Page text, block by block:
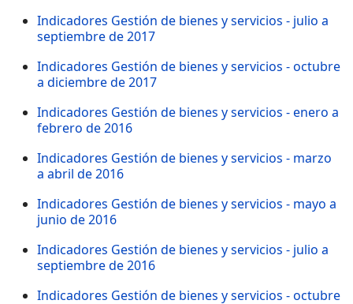
Indicadores Gestión de bienes y servicios - julio a
septiembre de 2017
Indicadores Gestión de bienes y servicios - octubre
a diciembre de 2017
Indicadores Gestión de bienes y servicios - enero a
febrero de 2016
Indicadores Gestión de bienes y servicios - marzo
a abril de 2016
Indicadores Gestión de bienes y servicios - mayo a
junio de 2016
Indicadores Gestión de bienes y servicios - julio a
septiembre de 2016
Indicadores Gestión de bienes y servicios - octubre